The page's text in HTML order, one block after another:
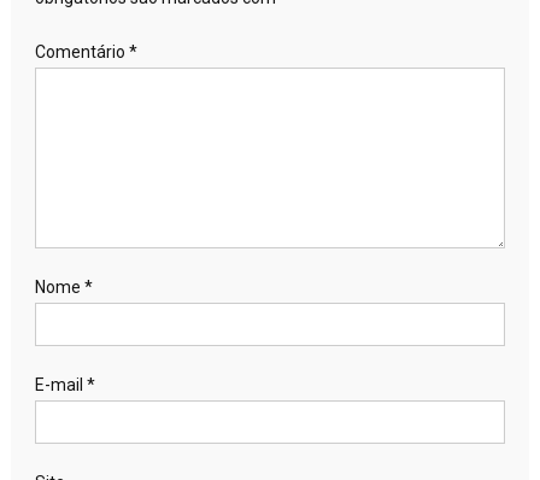
Comentário *
Nome *
E-mail *